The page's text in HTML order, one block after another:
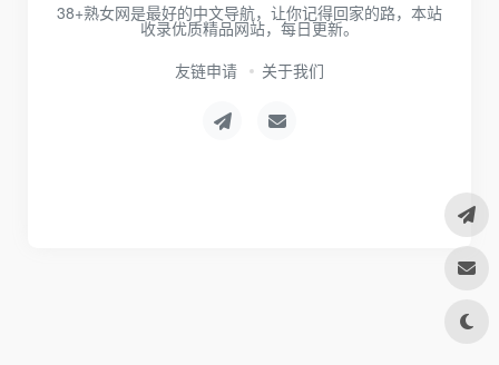
38+熟女网是最好的中文导航，让你记得回家的路，本站
收录优质精品网站，每日更新。
友链申请
关于我们